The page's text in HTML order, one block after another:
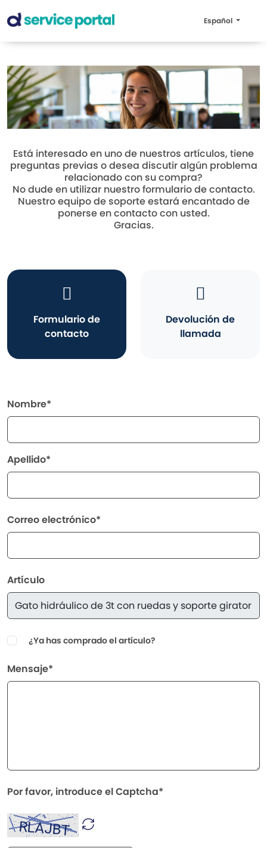
Español
Está interesado en uno de nuestros artículos, tiene
preguntas previas o desea discutir algún problema
relacionado con su compra?
No dude en utilizar nuestro formulario de contacto.
Nuestro equipo de soporte estará encantado de
ponerse en contacto con usted.
Gracias.
Formulario de
contacto
Devolución de
llamada
Nombre*
Apellido*
Correo electrónico*
Artículo
¿Ya has comprado el artículo?
Mensaje*
Por favor, introduce el Captcha*